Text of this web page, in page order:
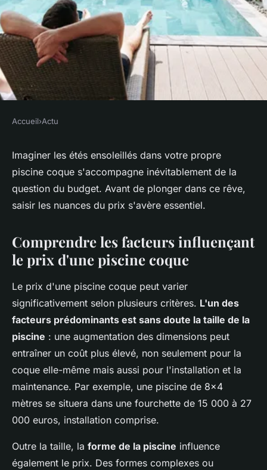
Prix d'une piscine coque :
comment faire une estimation
?
Accueil›Actu
Imaginer les étés ensoleillés dans votre propre
piscine coque s'accompagne inévitablement de la
question du budget. Avant de plonger dans ce rêve,
saisir les nuances du prix s'avère essentiel.
Comprendre les facteurs influençant
le prix d'une piscine coque
Le prix d'une piscine coque peut varier
significativement selon plusieurs critères. L'un des
facteurs prédominants est sans doute la taille de la
piscine : une augmentation des dimensions peut
entraîner un coût plus élevé, non seulement pour la
coque elle-même mais aussi pour l'installation et la
maintenance. Par exemple, une piscine de 8x4
mètres se situera dans une fourchette de 15 000 à 27
000 euros, installation comprise.
Outre la taille, la forme de la piscine influence
également le prix. Des formes complexes ou